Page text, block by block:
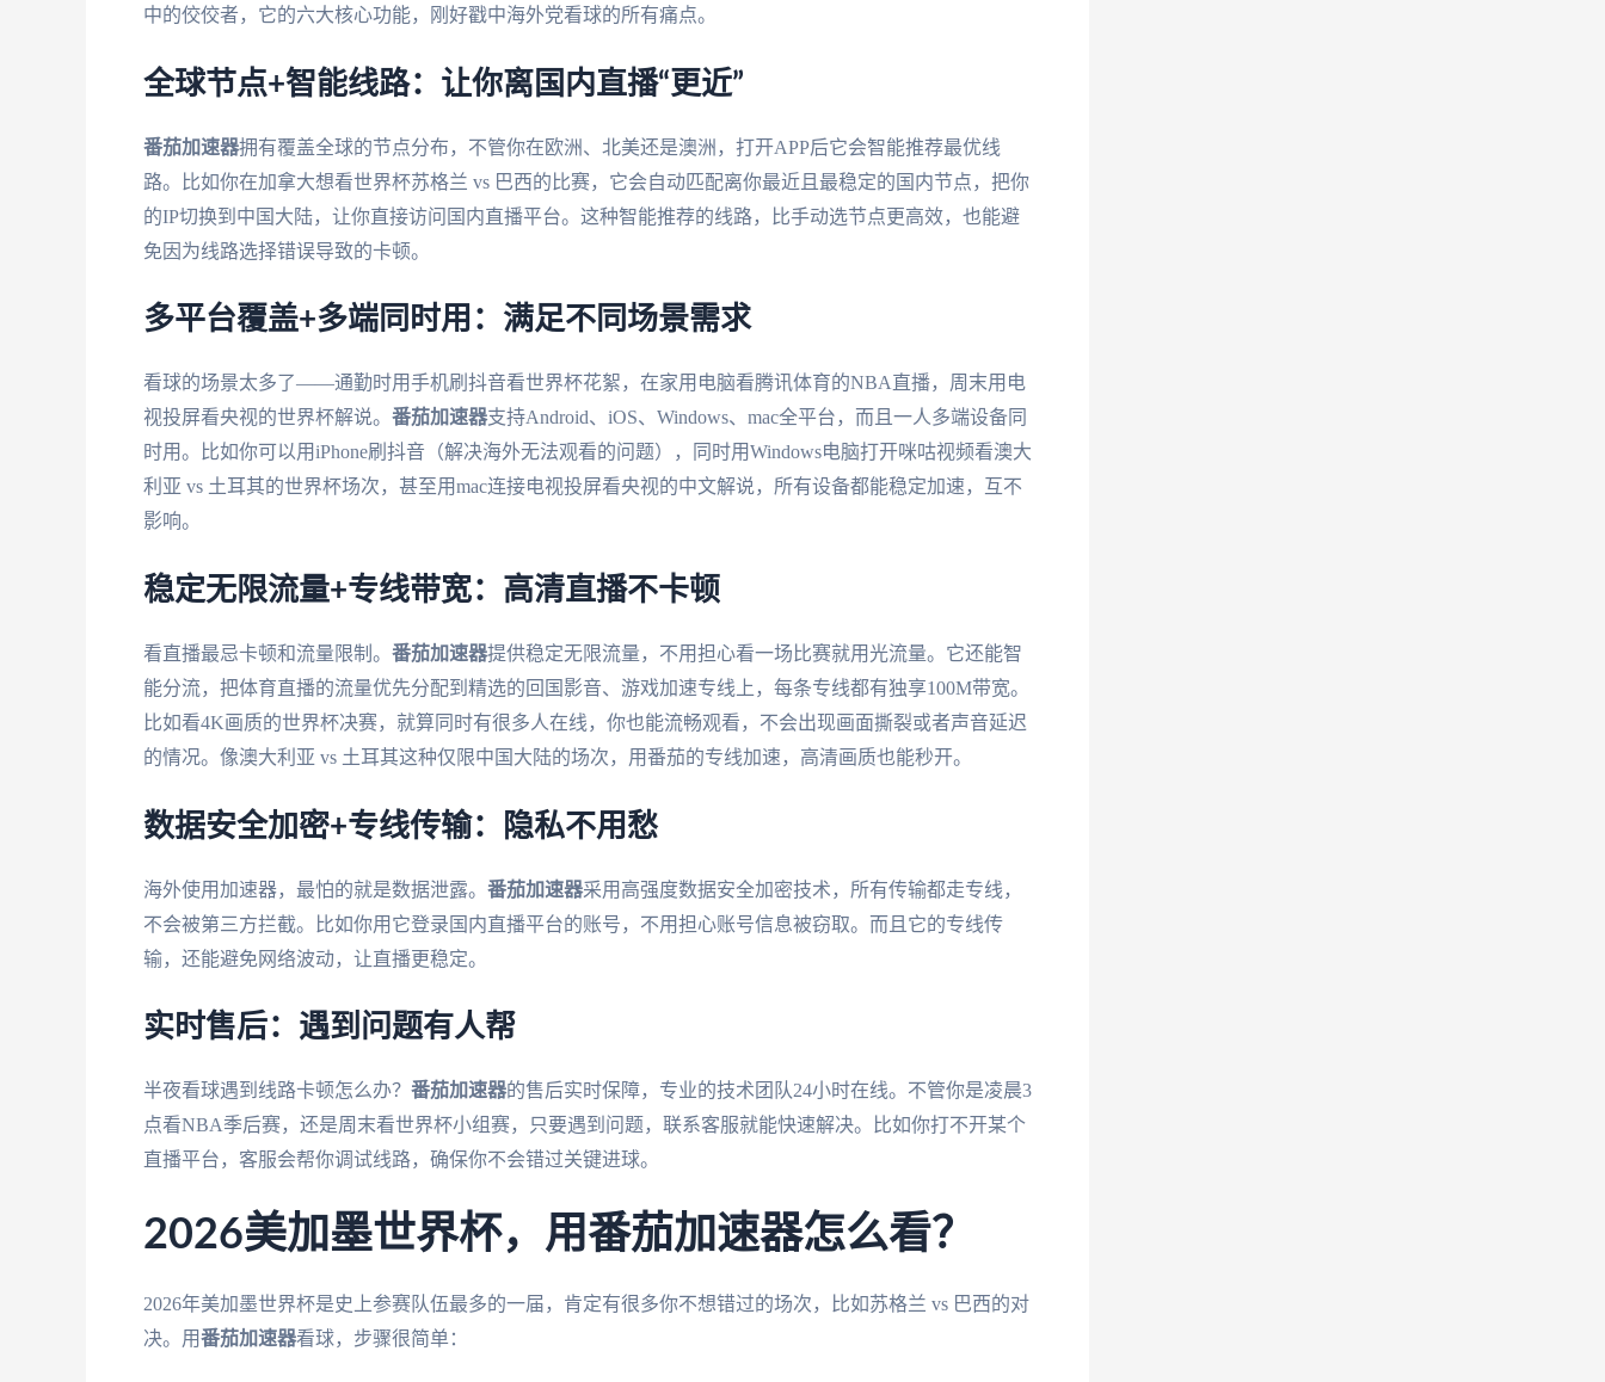
中的佼佼者，它的六大核心功能，刚好戳中海外党看球的所有痛点。
全球节点+智能线路：让你离国内直播“更近”
番茄加速器拥有覆盖全球的节点分布，不管你在欧洲、北美还是澳洲，打开APP后它会智能推荐最优线
路。比如你在加拿大想看世界杯苏格兰 vs 巴西的比赛，它会自动匹配离你最近且最稳定的国内节点，把你
的IP切换到中国大陆，让你直接访问国内直播平台。这种智能推荐的线路，比手动选节点更高效，也能避
免因为线路选择错误导致的卡顿。
多平台覆盖+多端同时用：满足不同场景需求
看球的场景太多了——通勤时用手机刷抖音看世界杯花絮，在家用电脑看腾讯体育的NBA直播，周末用电
视投屏看央视的世界杯解说。 番茄加速器支持Android、iOS、Windows、mac全平台，而且一人多端设备同
时用。比如你可以用iPhone刷抖音（解决海外无法观看的问题），同时用Windows电脑打开咪咕视频看澳大
利亚 vs 土耳其的世界杯场次，甚至用mac连接电视投屏看央视的中文解说，所有设备都能稳定加速，互不
影响。
稳定无限流量+专线带宽：高清直播不卡顿
看直播最忌卡顿和流量限制。 番茄加速器提供稳定无限流量，不用担心看一场比赛就用光流量。它还能智
能分流，把体育直播的流量优先分配到精选的回国影音、游戏加速专线上，每条专线都有独享100M带宽。
比如看4K画质的世界杯决赛，就算同时有很多人在线，你也能流畅观看，不会出现画面撕裂或者声音延迟
的情况。像澳大利亚 vs 土耳其这种仅限中国大陆的场次，用番茄的专线加速，高清画质也能秒开。
数据安全加密+专线传输：隐私不用愁
海外使用加速器，最怕的就是数据泄露。 番茄加速器采用高强度数据安全加密技术，所有传输都走专线，
不会被第三方拦截。比如你用它登录国内直播平台的账号，不用担心账号信息被窃取。而且它的专线传
输，还能避免网络波动，让直播更稳定。
实时售后：遇到问题有人帮
半夜看球遇到线路卡顿怎么办？ 番茄加速器的售后实时保障，专业的技术团队24小时在线。不管你是凌晨3
点看NBA季后赛，还是周末看世界杯小组赛，只要遇到问题，联系客服就能快速解决。比如你打不开某个
直播平台，客服会帮你调试线路，确保你不会错过关键进球。
2026美加墨世界杯，用番茄加速器怎么看？
2026年美加墨世界杯是史上参赛队伍最多的一届，肯定有很多你不想错过的场次，比如苏格兰 vs 巴西的对
决。用番茄加速器看球，步骤很简单：